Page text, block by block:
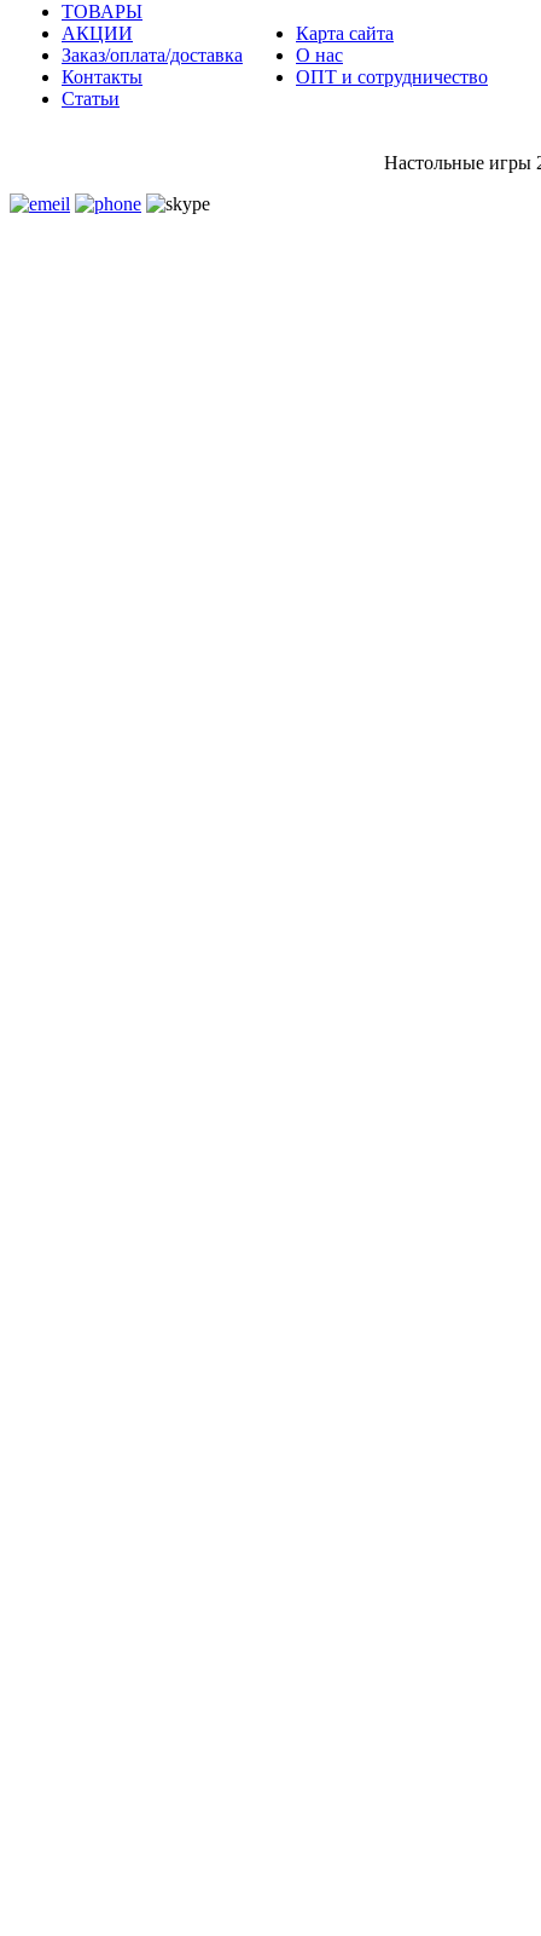
ТОВАРЫ
АКЦИИ
Заказ/оплата/доставка
Контакты
Статьи
Карта сайта
О нас
ОПТ и сотрудничество